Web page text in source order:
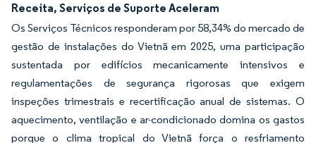
Receita, Serviços de Suporte Aceleram
Os Serviços Técnicos responderam por 58,34% do mercado de
gestão de instalações do Vietnã em 2025, uma participação
sustentada por edifícios mecanicamente intensivos e
regulamentações de segurança rigorosas que exigem
inspeções trimestrais e recertificação anual de sistemas. O
aquecimento, ventilação e ar-condicionado domina os gastos
porque o clima tropical do Vietnã força o resfriamento